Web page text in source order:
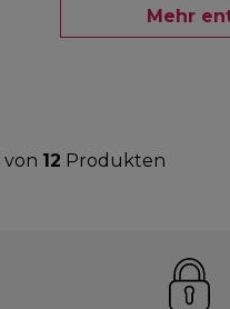
Mehr
von 12 Produkten